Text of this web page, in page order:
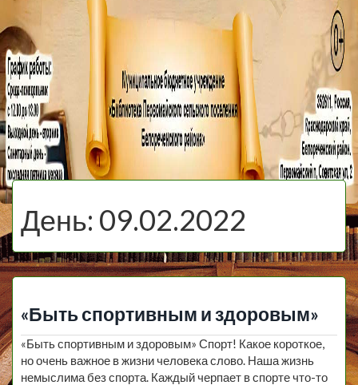
МБУ Библиотека
Первомайского
Сельского
Поселения
День: 09.02.2022
«Быть спортивным и здоровым»
«Быть спортивным и здоровым» Спорт! Какое короткое,
но очень важное в жизни человека слово. Наша жизнь
немыслима без спорта. Каждый черпает в спорте что-то